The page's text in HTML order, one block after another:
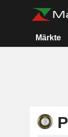
Märkte